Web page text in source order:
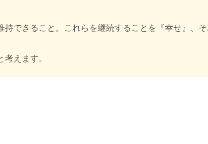
できること。これらを継続することを『幸せ』、
えます。